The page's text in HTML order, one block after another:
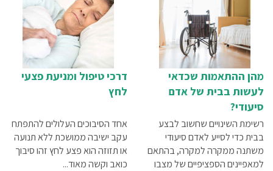
דרכי טיפול ומניעת פצעי
לחץ
אחד הסיבוכים העלולים להתפתח
עקב ישיבה ממושכת ללא תנועה
או תזוזה הוא פצע לחץ זהו סיבוך
כואב וקשה מאוד...
מהן ההתאמות שכדאי
לעשות בבית של אדם
סיעודי?
רשימת השינויים שחשוב לבצע
בבית כדי לסייע לאדם סיעודי
משתנה ממקרה למקרה, בהתאם
למאפיינים הספציפיים של מצבו